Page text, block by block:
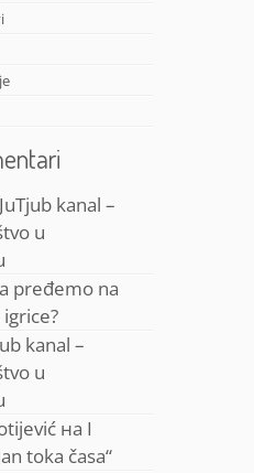
JuTjub kanal –
u
pređemo na
kanal –
u
на I
toka časa“